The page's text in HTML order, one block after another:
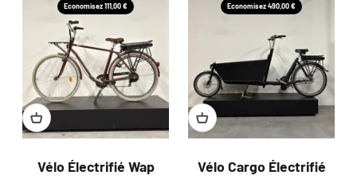
Economisez 111,00 €
Vélo Électrifié Wap
Economisez 490,00 €
Vélo Cargo Électrifié